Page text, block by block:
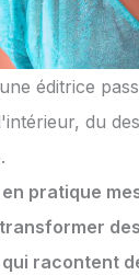
éditrice
du
pratique
racontent